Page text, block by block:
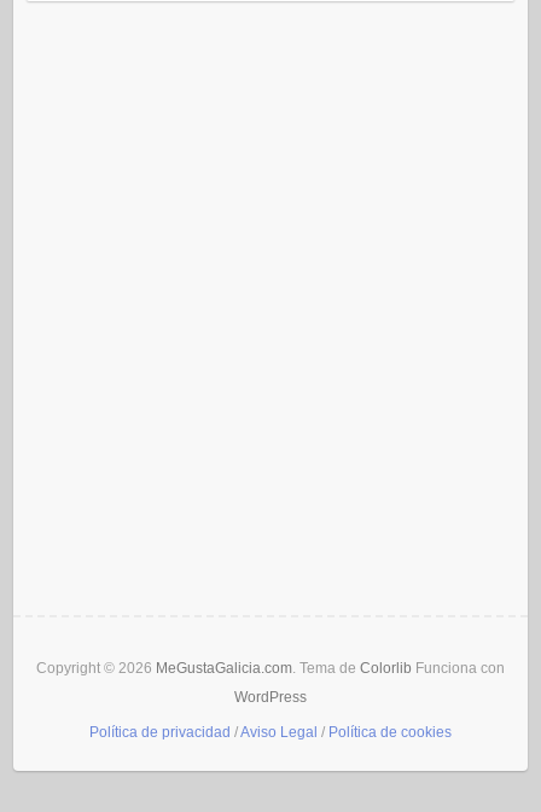
Copyright © 2026 MeGustaGalicia.com. Tema de Colorlib Funciona con
WordPress
Política de privacidad /Aviso Legal / Política de cookies